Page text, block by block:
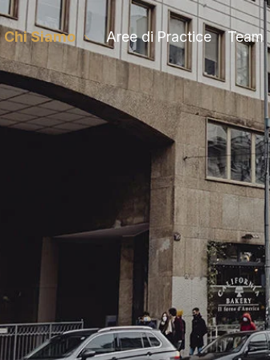
Chi Siamo Aree di Practice Team